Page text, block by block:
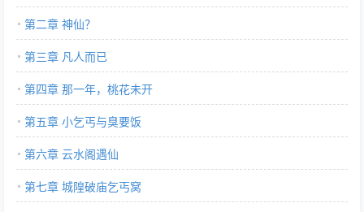
第二章 神仙？
第三章 凡人而已
第四章 那一年，桃花未开
第五章 小乞丐与臭要饭
第六章 云水阁遇仙
第七章 城隍破庙乞丐窝